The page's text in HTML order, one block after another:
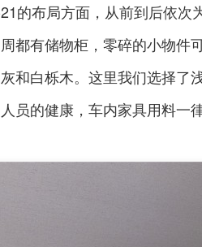
的布局方面，从前到后依
都有储物柜，零碎的小物
和白栎木。这里我们选择
员的健康，车内家具用料